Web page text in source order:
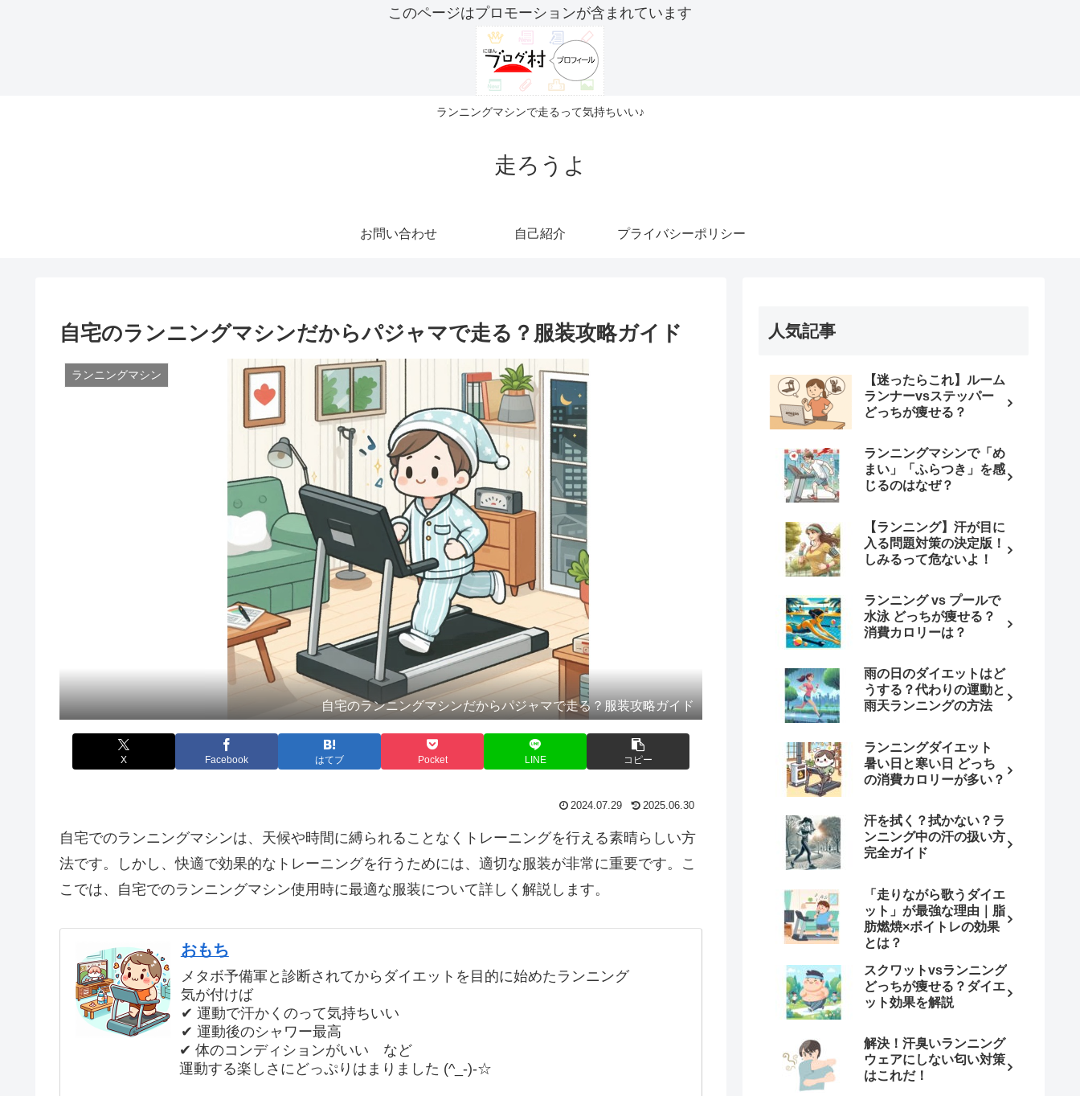
このページはプロモーションが含まれています
ランニングマシンで走るって気持ちいい♪
走ろうよ
お問い合わせ 自己紹介 プライバシーポリシー
自宅のランニングマシンだからパジャマで走る？服装攻略ガイド
ランニングマシン
自宅のランニングマシンだからパジャマで走る？服装攻略ガイド
X Facebook はてブ Pocket LINE コピー
2024.07.29 2025.06.30
自宅でのランニングマシンは、天候や時間に縛られることなくトレーニングを行える素晴らしい方
法です。しかし、快適で効果的なトレーニングを行うためには、適切な服装が非常に重要です。こ
こでは、自宅でのランニングマシン使用時に最適な服装について詳しく解説します。
おもち
メタボ予備軍と診断されてからダイエットを目的に始めたランニング
気が付けば
✔ 運動で汗かくのって気持ちいい
✔ 運動後のシャワー最高
✔ 体のコンディションがいい など
運動する楽しさにどっぷりはまりました (^_-)-☆
人気記事
【迷ったらこれ】ルーム
ランナーvsステッパー
どっちが痩せる？
ランニングマシンで「め
まい」「ふらつき」を感
じるのはなぜ？
【ランニング】汗が目に
入る問題対策の決定版！
しみるって危ないよ！
ランニング vs プールで
水泳 どっちが痩せる？
消費カロリーは？
雨の日のダイエットはど
うする？代わりの運動と
雨天ランニングの方法
ランニングダイエット
暑い日と寒い日 どっち
の消費カロリーが多い？
汗を拭く？拭かない？ラ
ンニング中の汗の扱い方
完全ガイド
「走りながら歌うダイエ
ット」が最強な理由｜脂
肪燃焼×ボイトレの効果
とは？
スクワットvsランニング
どっちが痩せる？ダイエ
ット効果を解説
解決！汗臭いランニング
ウェアにしない匂い対策
はこれだ！